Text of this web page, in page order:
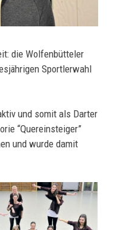
die Wolfenbütteler
Sportlerwahl
und somit als Darter
“Quereinsteiger”
und wurde damit